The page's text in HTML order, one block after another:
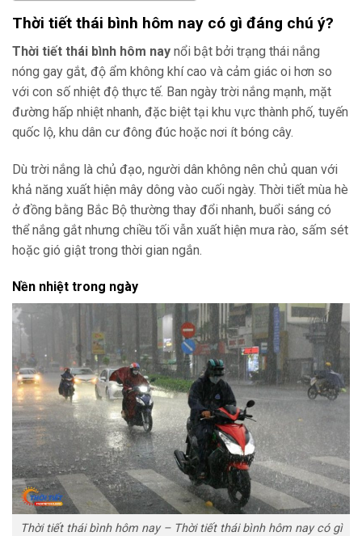
Thời tiết thái bình hôm nay có gì đáng chú ý?
Thời tiết thái bình hôm nay nổi bật bởi trạng thái nắng
nóng gay gắt, độ ẩm không khí cao và cảm giác oi hơn so
với con số nhiệt độ thực tế. Ban ngày trời nắng mạnh, mặt
đường hấp nhiệt nhanh, đặc biệt tại khu vực thành phố, tuyến
quốc lộ, khu dân cư đông đúc hoặc nơi ít bóng cây.
Dù trời nắng là chủ đạo, người dân không nên chủ quan với
khả năng xuất hiện mây dông vào cuối ngày. Thời tiết mùa hè
ở đồng bằng Bắc Bộ thường thay đổi nhanh, buổi sáng có
thể nắng gắt nhưng chiều tối vẫn xuất hiện mưa rào, sấm sét
hoặc gió giật trong thời gian ngắn.
Nền nhiệt trong ngày
Thời tiết thái bình hôm nay – Thời tiết thái bình hôm nay có gì